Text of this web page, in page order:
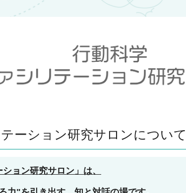
ーション研究サロンについて
ョン研究サロン」は、